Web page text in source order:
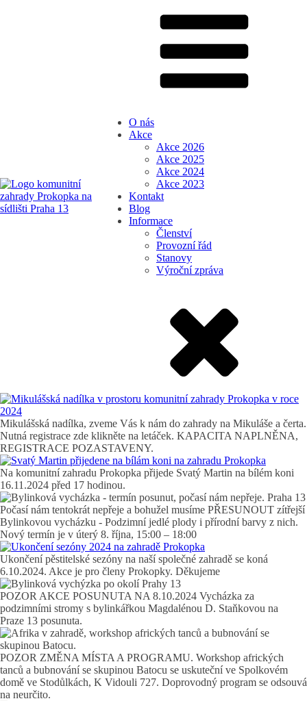
O nás
Akce
Akce 2026
Akce 2025
Akce 2024
Akce 2023
Kontakt
Blog
Informace
Členství
Provozní řád
Stanovy
Výroční zpráva
Mikulášská nadílka, zveme Vás k nám do zahrady na Mikuláše a čerta.
Nutná registrace zde klikněte na letáček. KAPACITA NAPLNĚNA,
REGISTRACE POZASTAVENY.
Na komunitní zahradu Prokopka přijede Svatý Martin na bílém koni
16.11.2024 před 17 hodinou.
Počasí nám tentokrát nepřeje a bohužel musíme PŘESUNOUT zítřejší
Bylinkovou vycházku - Podzimní jedlé plody i přírodní barvy z nich.
Nový termín je v úterý 8. října, 15:00 – 18:00
Ukončení pěstitelské sezóny na naší společné zahradě se koná
6.10.2024. Akce je pro členy Prokopky. Děkujeme
POZOR AKCE POSUNUTA NA 8.10.2024 Vycházka za
podzimními stromy s bylinkářkou Magdalénou D. Staňkovou na
Praze 13 posunuta.
POZOR ZMĚNA MÍSTA A PROGRAMU. Workshop afrických
tanců a bubnování se skupinou Batocu se uskuteční ve Spolkovém
domě ve Stodůlkách, K Vidouli 727. Doprovodný program se odsouvá
na neurčito.